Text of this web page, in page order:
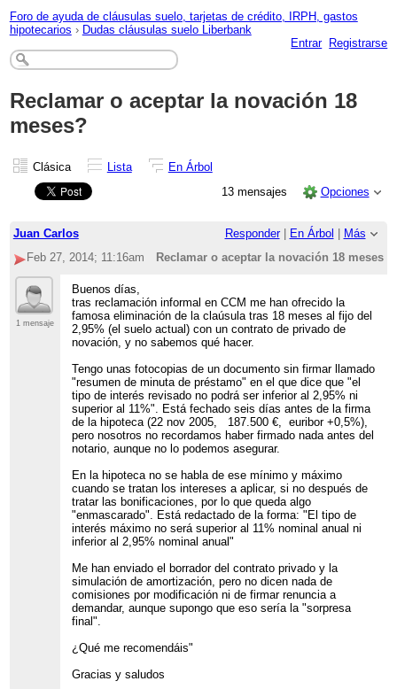
Foro de ayuda de cláusulas suelo, tarjetas de crédito, IRPH, gastos
hipotecarios › Dudas cláusulas suelo Liberbank
Entrar
Registrarse
Reclamar o aceptar la novación 18
meses?
Clásica Lista
En Árbol
13 mensajes
Opciones
Juan Carlos Responder| En Árbol
Más
Feb 27, 2014; 11:16am
Reclamar o aceptar la novación 18 meses?
1 mensaje
Buenos días,
tras reclamación informal en CCM me han ofrecido la
famosa eliminación de la claúsula tras 18 meses al fijo del
2,95% (el suelo actual) con un contrato de privado de
novación, y no sabemos qué hacer.
Tengo unas fotocopias de un documento sin firmar llamado
"resumen de minuta de préstamo" en el que dice que "el
tipo de interés revisado no podrá ser inferior al 2,95% ni
superior al 11%". Está fechado seis días antes de la firma
de la hipoteca (22 nov 2005, 187.500 €, euribor +0,5%),
pero nosotros no recordamos haber firmado nada antes del
notario, aunque no lo podemos asegurar.
En la hipoteca no se habla de ese mínimo y máximo
cuando se tratan los intereses a aplicar, si no después de
tratar las bonificaciones, por lo que queda algo
"enmascarado". Está redactado de la forma: "El tipo de
interés máximo no será superior al 11% nominal anual ni
inferior al 2,95% nominal anual"
Me han enviado el borrador del contrato privado y la
simulación de amortización, pero no dicen nada de
comisiones por modificación ni de firmar renuncia a
demandar, aunque supongo que eso sería la "sorpresa
final".
¿Qué me recomendáis"
Gracias y saludos